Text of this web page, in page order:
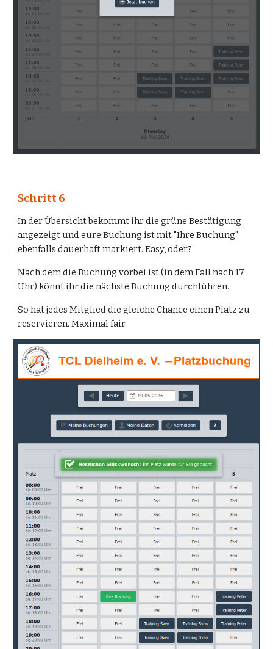
Schritt6
In der Übersicht bekommt ihr die grüne Bestätigung
angezeigt und eure Buchung ist mit "Ihre Buchung"
ebenfalls dauerhaft markiert. Easy, oder?
Nach dem die Buchung vorbei ist (in dem Fall nach 17
Uhr) könnt ihr die nächste Buchung durchführen.
So hat jedes Mitglied die gleiche Chance einen Platz zu
reservieren. Maximal fair.